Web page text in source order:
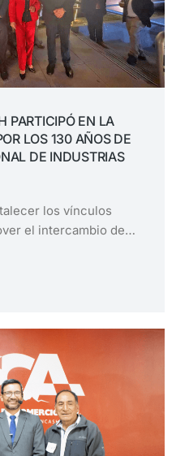
PARTICIPÓ EN LA
LOS 130 AÑOS DE
DE INDUSTRIAS
los vínculos
el intercambio de…